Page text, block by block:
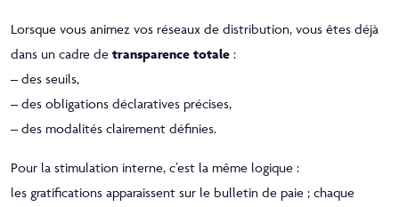
Lorsque vous animez vos réseaux de distribution, vous êtes déjà
dans un cadre de transparence totale :
– des seuils,
– des obligations déclaratives précises,
– des modalités clairement définies.
Pour la stimulation interne, c’est la même logique :
les gratifications apparaissent sur le bulletin de paie ; chaque